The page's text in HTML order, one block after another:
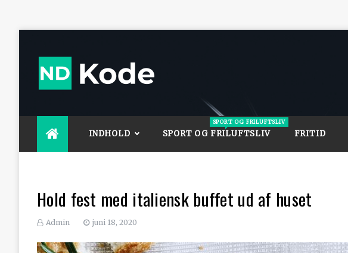
content
INDHOLD SPORT OG FRILUFTSLIV
SPORT OG FRILUFTSLIV
FRITID
Hold fest med italiensk buffet ud af huset
Admin juni 18, 2020